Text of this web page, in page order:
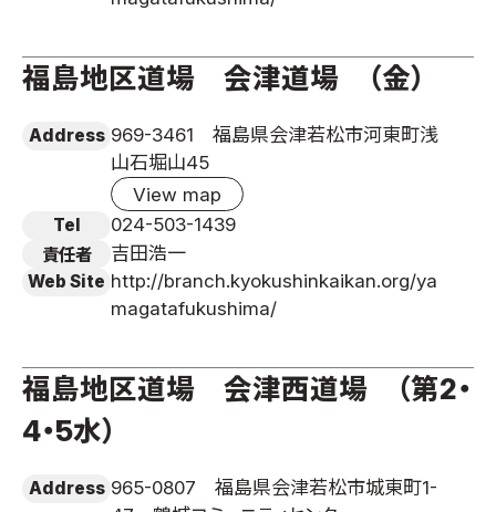
福島地区道場 会津道場 （金）
Address 969-3461 福島県会津若松市河東町浅
山石堀山45
View map
Tel 024-503-1439
責任者 吉田浩一
Web Site http://branch.kyokushinkaikan.org/ya
magatafukushima/
福島地区道場 会津西道場 （第2・
4・5水）
Address 965-0807 福島県会津若松市城東町1-